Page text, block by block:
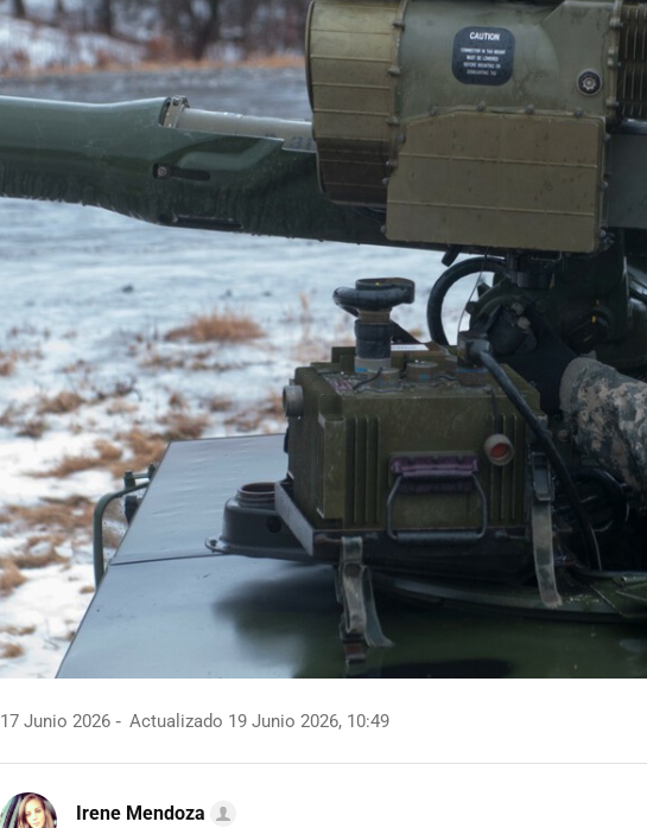
17 Junio 2026 Actualizado 19 Junio 2026, 10:49
Irene Mendoza